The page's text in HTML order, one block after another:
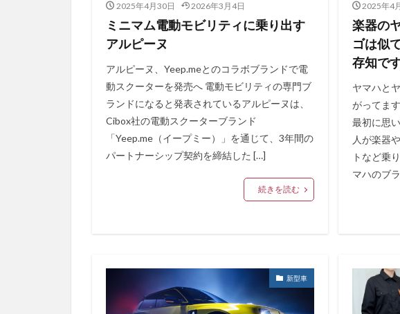
2025年4月30日 2026年3月4日
ミニマム電動モビリティに乗り出す
アルピーヌ
アルピーヌ、Yeep.meとのコラボブランドで電
動スクーターを発売へ 電動モビリティの専門ブ
ランドになると発表されているアルピーヌは、
Cibox社の電動スクーターブランド
「Yeep.me（イープミー）」を通じて、3年間の
パートナーシップ契約を締結した […]
続きを読む
2025年4
楽器の
ゴは似
存知で
ヤマハと
がってま
最初に思
人が楽器
トなど乗
マハのブ
新型車